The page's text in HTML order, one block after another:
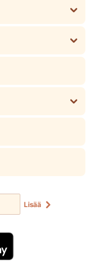
Lisää